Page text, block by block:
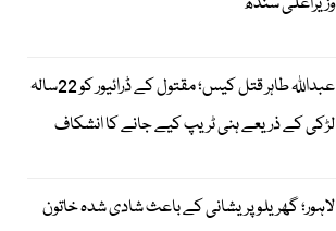
عبداللہ طاہر قتل کیس؛ مقتول کے ڈرائیور کو 22سالہ
لڑکی کے ذریعے ہنی ٹریپ کیے جانے کا انشکاف
لاہور؛ گھریلو پریشانی کے باعث شادی شدہ خاتون